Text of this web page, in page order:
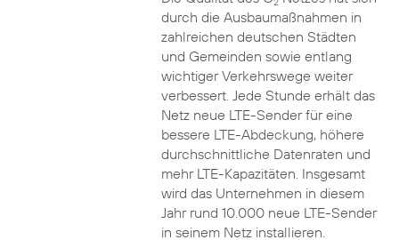
durch die Ausbaumaßnahmen in
zahlreichen deutschen Städten
und Gemeinden sowie entlang
wichtiger Verkehrswege weiter
verbessert. Jede Stunde erhält das
Netz neue LTE-Sender für eine
bessere LTE-Abdeckung, höhere
durchschnittliche Datenraten und
mehr LTE-Kapazitäten. Insgesamt
wird das Unternehmen in diesem
Jahr rund 10.000 neue LTE-Sender
in seinem Netz installieren.